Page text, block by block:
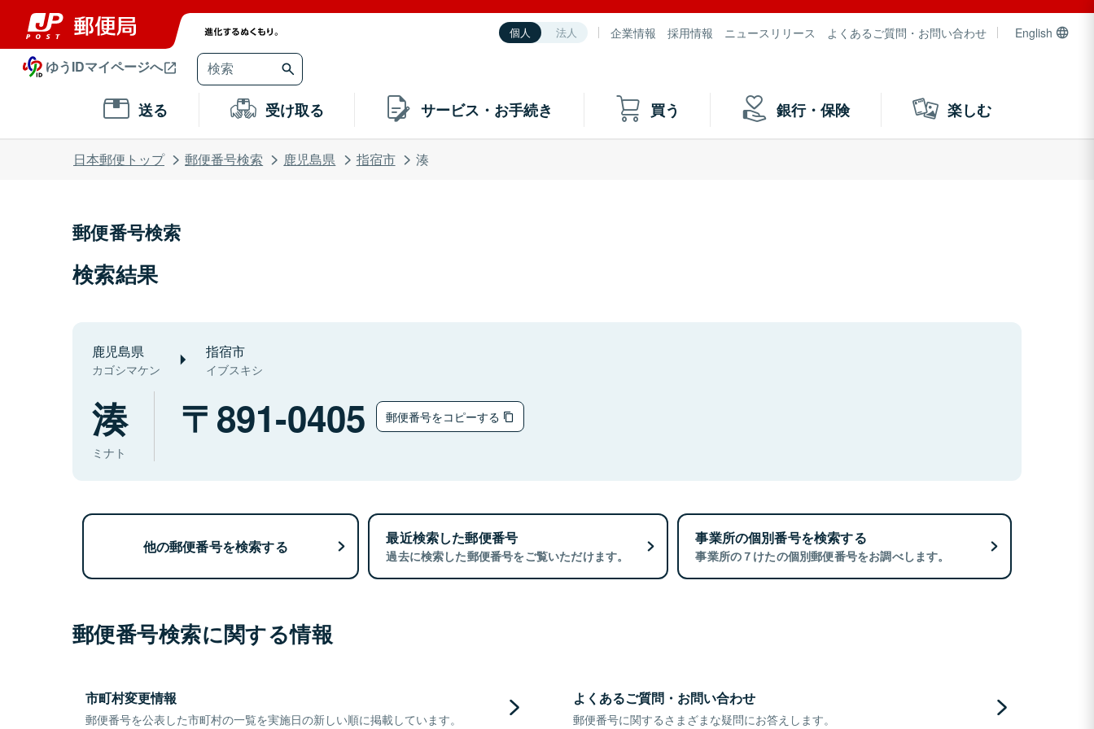
個人 法人 企業情報 採用情報 ニュースリリース よくあるご質問・お問い合わせ English
ゆうIDマイページへ
送る 受け取る サービス・お手続き 買う 銀行・保険 楽しむ
日本郵便トップ 郵便番号検索 鹿児島県 指宿市 湊
郵便番号検索
検索結果
鹿児島県
カゴシマケン
指宿市
イブスキシ
湊
ミナト
891-0405 郵便番号をコピーする
他の郵便番号を検索する 最近検索した郵便番号
過去に検索した郵便番号をご覧いただけます。
事業所の個別番号を検索する
事業所の７けたの個別郵便番号をお調べします。
郵便番号検索に関する情報
市町村変更情報
郵便番号を公表した市町村の一覧を実施日の新しい順に掲載しています。
よくあるご質問・お問い合わせ
郵便番号に関するさまざまな疑問にお答えします。